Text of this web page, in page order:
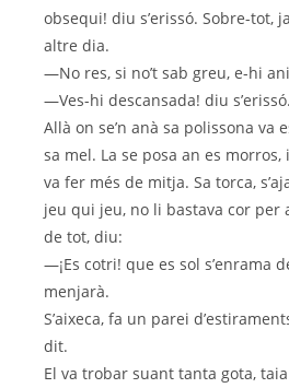
obsequi! diu s’erissó. Sobre-tot,
altre dia.
—No res, si no’t sab greu, e-hi
—Ves-hi descansada! diu s’erissó.
Allà on se’n anà sa polissona va
sa mel. La se posa an es
va fer més de mitja. Sa torca,
jeu qui jeu, no li bastava cor per
de tot, diu:
—¡Es cotri! que es sol s’enrama
menjarà.
S’aixeca, fa un parei
dit.
El va trobar suant tanta gota,